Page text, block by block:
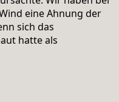
eine Ahnung der
sich das
hatte als